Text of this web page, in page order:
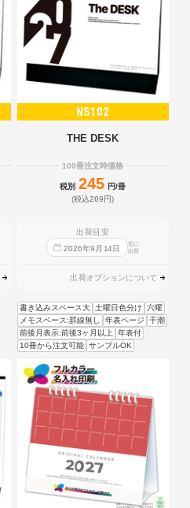
NS102
THE DESK
100冊注文時価格
税別 245 円/冊
(税込269円)
出荷目安
2026年9 月 14日
迄に
出荷
出荷オプションについて
書き込みスペース大 土曜日色分け
六曜
メモスペース:罫線無し
年表ページ
干潮
前後月表示:前後3ヶ月以上
年表付
10冊から注文可能 サンプルOK